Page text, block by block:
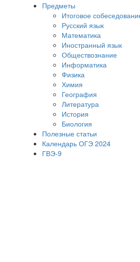
Предметы
Итоговое
Русский язык
Математика
Иностранный язык
Обществознание
Информатика
Физика
Химия
География
Литература
История
Биология
Полезные статьи
Календарь ОГЭ 2024
ГВЭ-9